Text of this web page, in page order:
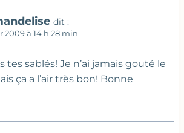
dit :
2009 à 14 h 28 min
tes sablés! Je n’ai jamais gouté le
ça a l’air très bon! Bonne